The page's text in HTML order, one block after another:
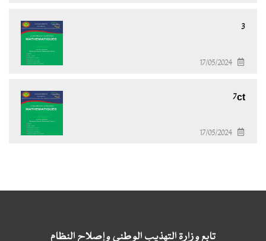
3
17/05/2024
7ct
17/05/2024
تابع وزارة التهذيب الوطني وإصلاح النظام